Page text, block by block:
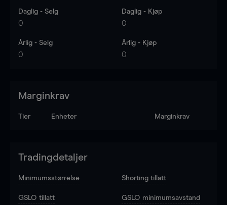
Daglig - Selg
0
Daglig - Kjøp
0
Årlig - Selg
0
Årlig - Kjøp
0
Marginkrav
Tier Enheter Marginkrav
Tradingdetaljer
Minimumsstørrelse Shorting tillatt
GSLO tillatt GSLO minimumsavstand